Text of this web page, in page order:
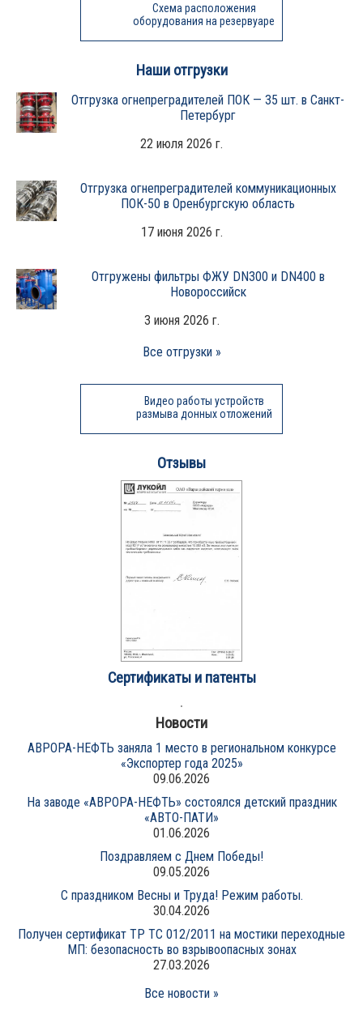
Схема расположения
оборудования на резервуаре
Наши отгрузки
Отгрузка огнепреградителей ПОК — 35 шт. в Санкт-
Петербург
22 июля 2026 г.
Отгрузка огнепреградителей коммуникационных
ПОК-50 в Оренбургскую область
17 июня 2026 г.
Отгружены фильтры ФЖУ DN300 и DN400 в
Новороссийск
3 июня 2026 г.
Все отгрузки »
Видео работы устройств
размыва донных отложений
Отзывы
Сертификаты и патенты
Новости
АВРОРА-НЕФТЬ заняла 1 место в региональном конкурсе
«Экспортер года 2025»
09.06.2026
На заводе «АВРОРА-НЕФТЬ» состоялся детский праздник
«АВТО-ПАТИ»
01.06.2026
Поздравляем с Днем Победы!
09.05.2026
С праздником Весны и Труда! Режим работы.
30.04.2026
Получен сертификат ТР ТС 012/2011 на мостики переходные
МП: безопасность во взрывоопасных зонах
27.03.2026
Все новости »